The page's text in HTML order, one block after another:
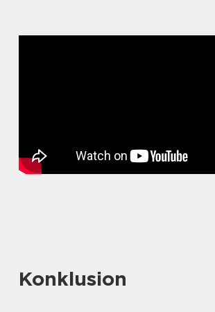
Konklusion